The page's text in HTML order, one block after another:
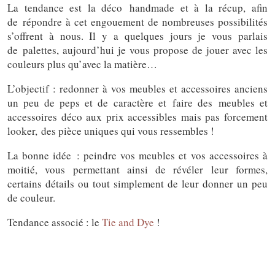
La tendance est la déco handmade et à la récup, afin
de répondre à cet engouement de nombreuses possibilités
s’offrent à nous. Il y a quelques jours je vous parlais
de palettes, aujourd’hui je vous propose de jouer avec les
couleurs plus qu’avec la matière…
L’objectif : redonner à vos meubles et accessoires anciens
un peu de peps et de caractère et faire des meubles et
accessoires déco aux prix accessibles mais pas forcement
looker, des pièce uniques qui vous ressembles !
La bonne idée : peindre vos meubles et vos accessoires à
moitié, vous permettant ainsi de révéler leur formes,
certains détails ou tout simplement de leur donner un peu
de couleur.
Tendance associé : le Tie and Dye !